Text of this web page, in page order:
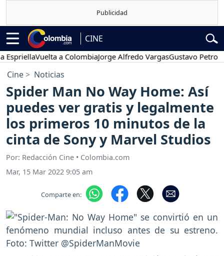
CINE
Vuelta a ColombiaJorge Alfredo VargasGustavo Petro
Cine Noticias
Spider Man No Way Home: Así
puedes ver gratis y legalmente
los primeros 10 minutos de la
cinta de Sony y Marvel Studios
Por: Redacción Cine • Colombia.com
Mar, 15 Mar 2022 9:05 am
Comparte en: